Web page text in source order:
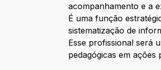
acompanhamento e a
É uma função
sistematização de
Esse profissional será
pedagógicas em ações